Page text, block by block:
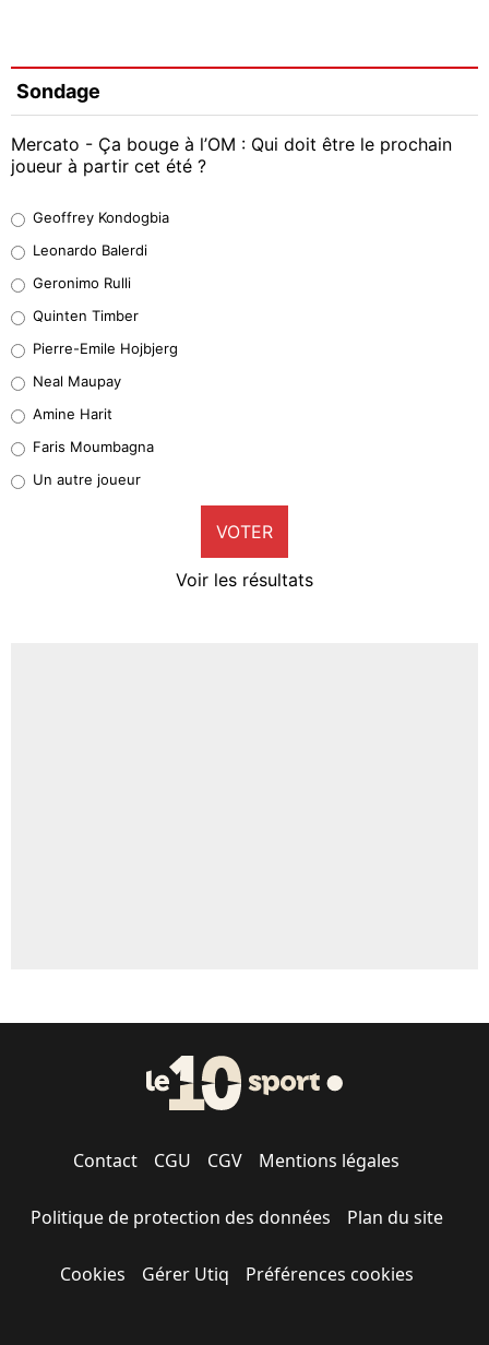
Sondage
Mercato - Ça bouge à l’OM : Qui doit être le prochain
joueur à partir cet été ?
38%
32%
5%
1%
9%
Geoffrey Kondogbia
Leonardo Balerdi
Geronimo Rulli
Quinten Timber
Pierre-Emile Hojbjerg
Neal Maupay
Amine Harit
Faris Moumbagna
Un autre joueur
VOTER
Voir les résultats
Contact CGU CGV Mentions légales
Politique de protection des données Plan du site
Cookies Gérer Utiq Préférences cookies